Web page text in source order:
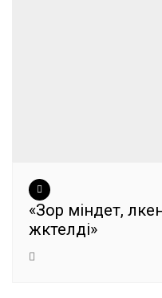
«Зор міндет,
жүктелді»